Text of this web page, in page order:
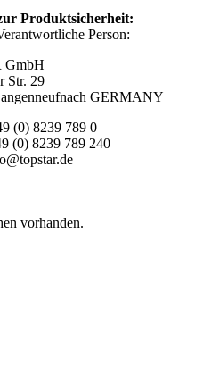
Produktsicherheit:
Person:
GmbH
Str. 29
GERMANY
(0) 8239 789 0
(0) 8239 789 240
vorhanden.